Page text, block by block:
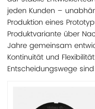
jeden Kunden –
Produktion eines
Produktvariante über
Jahre gemeinsam
Kontinuität und
Entscheidungswege